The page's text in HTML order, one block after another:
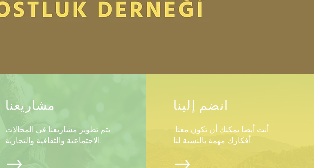
مشاريعنا
يتم تطوير مشاريعنا في المجالات
الاجتماعية والثقافية والتجارية.
انضم إلينا
أنت أيضا يمكنك أن تكون معنا.
أفكارك مهمة بالنسبة لنا.